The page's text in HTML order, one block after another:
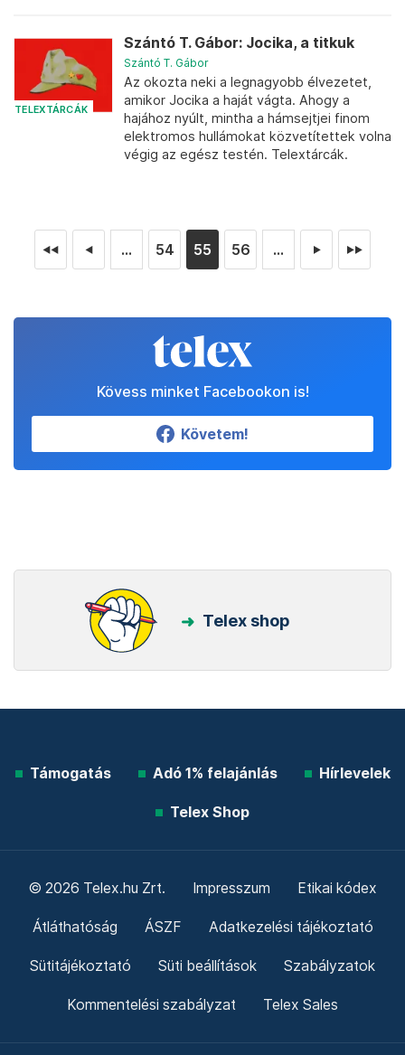
TELEXTÁRCÁK
Szántó T. Gábor: Jocika, a titkuk
Szántó T. Gábor
Az okozta neki a legnagyobb élvezetet,
amikor Jocika a haját vágta. Ahogy a
hajához nyúlt, mintha a hámsejtjei finom
elektromos hullámokat közvetítettek volna
végig az egész testén. Telextárcák.
◄◄ ◄ ... 54 55 56 ... ► ►►
Kövess minket Facebookon is!
Követem!
Telex shop
Támogatás Adó 1% felajánlás Hírlevelek
Telex Shop
© 2026 Telex.hu Zrt. Impresszum Etikai kódex
Átláthatóság ÁSZF Adatkezelési tájékoztató
Sütitájékoztató Süti beállítások Szabályzatok
Kommentelési szabályzat Telex Sales